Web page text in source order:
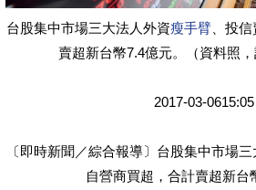
台股集中市場三大法人外資瘦手臂、投信
賣超新台幣7.4億元。（資料照，
2017-03-0615:05
〔即時新聞／綜合報導〕台股集中市場三
自營商買超，合計賣超新台